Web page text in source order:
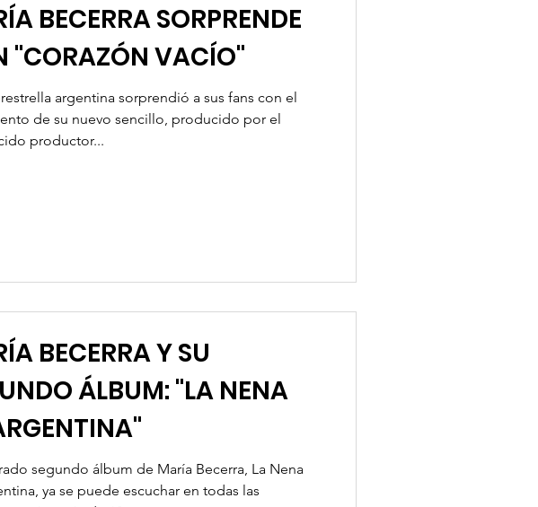
BECERRA SORPRENDE
"CORAZÓN VACÍO"
argentina sorprendió a sus fans con el
de su nuevo sencillo, producido por el
productor...
BECERRA Y SU
ÁLBUM: "LA NENA
segundo álbum de María Becerra, La Nena
ya se puede escuchar en todas las